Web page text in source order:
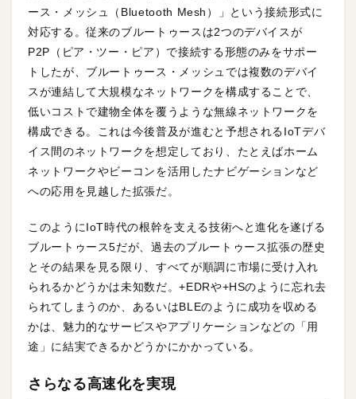
ース・メッシュ（Bluetooth Mesh）」という接続形式に
対応する。従来のブルートゥースは2つのデバイスが
P2P（ピア・ツー・ピア）で接続する形態のみをサポー
トしたが、ブルートゥース・メッシュでは複数のデバイ
スが連結して大規模なネットワークを構成することで、
低いコストで建物全体を覆うような無線ネットワークを
構成できる。これは今後普及が進むと予想されるIoTデバ
イス間のネットワークを想定しており、たとえばホーム
ネットワークやビーコンを活用したナビゲーションなど
への応用を見越した拡張だ。
このようにIoT時代の根幹を支える技術へと進化を遂げる
ブルートゥース5だが、過去のブルートゥース拡張の歴史
とその結果を見る限り、すべてが順調に市場に受け入れ
られるかどうかは未知数だ。+EDRや+HSのように忘れ去
られてしまうのか、あるいはBLEのように成功を収める
かは、魅力的なサービスやアプリケーションなどの「用
途」に結実できるかどうかにかかっている。
さらなる高速化を実現